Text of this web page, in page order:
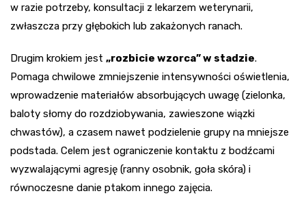
w razie potrzeby, konsultacji z lekarzem weterynarii,
zwłaszcza przy głębokich lub zakażonych ranach.
Drugim krokiem jest „rozbicie wzorca” w stadzie.
Pomaga chwilowe zmniejszenie intensywności oświetlenia,
wprowadzenie materiałów absorbujących uwagę (zielonka,
baloty słomy do rozdziobywania, zawieszone wiązki
chwastów), a czasem nawet podzielenie grupy na mniejsze
podstada. Celem jest ograniczenie kontaktu z bodźcami
wyzwalającymi agresję (ranny osobnik, goła skóra) i
równoczesne danie ptakom innego zajęcia.